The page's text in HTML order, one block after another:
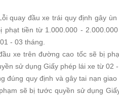
quay đầu xe trái quy định gây
tiền từ 1.000.000 - 2.000.000
- 03 tháng.
xe trên đường cao tốc sẽ bị
sử dụng Giấy phép lái xe từ 02 -
đúng quy định và gây tai nạn
sẽ bị tước quyền sử dụng